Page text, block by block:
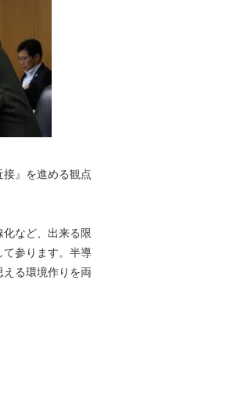
』を進める観点
など、出来る限
て参ります。半導
る環境作りを両